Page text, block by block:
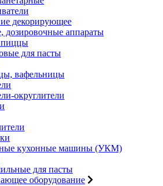
декорирующее
дозировочные аппараты
пиццы
для пасты
вафельницы
округлители
кухонные машины (УКМ)
для пасты
оборудование